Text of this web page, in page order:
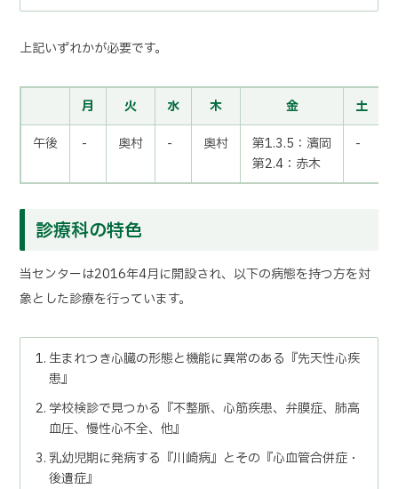
上記いずれかが必要です。
月 火 水 木 金
土
午後
- 奥村 - 奥村
第1.3.5：濱岡
第2.4：赤木
-
診療科の特色
当センターは2016年4月に開設され、以下の病態を持つ方を対
象とした診療を行っています。
生まれつき心臓の形態と機能に異常のある『先天性心疾
患』
学校検診で見つかる 『不整脈、心筋疾患、弁膜症、肺高
血圧、慢性心不全、他』
乳幼児期に発病する『川崎病』とその『心血管合併症・
後遺症』